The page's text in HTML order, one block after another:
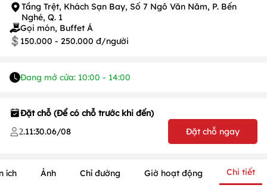
Tầng Trệt, Khách Sạn Bay, Số 7 Ngô Văn Năm, P. Bến
Nghé, Q. 1
Gọi món, Buffet Á
150.000 - 250.000 đ/người
Đang mở cửa: 10:00 - 14:00
Đặt chỗ (Để có chỗ trước khi đến)
2.11:30.06/08 Đặt chỗ ngay
ích Ảnh Chỉ đường Giờ hoạt động Chi tiết